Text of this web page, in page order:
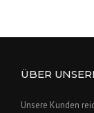
ÜBER
Unsere Kunden